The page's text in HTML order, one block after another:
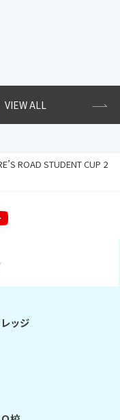
VIEW ALL
ROAD STUDENT CUP 2
ッジ